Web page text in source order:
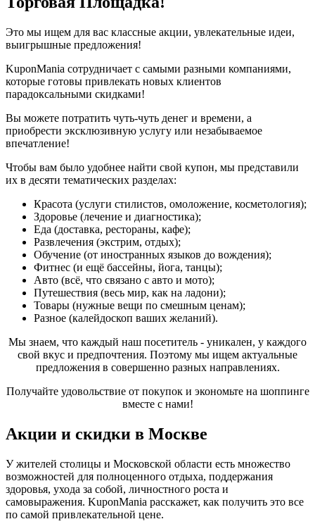
Это мы ищем для вас классные акции, увлекательные идеи,
выигрышные предложения!
KuponMania сотрудничает с самыми разными компаниями,
которые готовы привлекать новых клиентов
парадоксальными скидками!
Вы можете потратить чуть-чуть денег и времени, а
приобрести эксклюзивную услугу или незабываемое
впечатление!
Чтобы вам было удобнее найти свой купон, мы представили
их в десяти тематических разделах:
Красота (услуги стилистов, омоложение, косметология);
Здоровье (лечение и диагностика);
Еда (доставка, рестораны, кафе);
Развлечения (экстрим, отдых);
Обучение (от иностранных языков до вождения);
Фитнес (и ещё бассейны, йога, танцы);
Авто (всё, что связано с авто и мото);
Путешествия (весь мир, как на ладони);
Товары (нужные вещи по смешным ценам);
Разное (калейдоскоп ваших желаний).
Мы знаем, что каждый наш посетитель - уникален, у каждого
свой вкус и предпочтения. Поэтому мы ищем актуальные
предложения в совершенно разных направлениях.
Получайте удовольствие от покупок и экономьте на шоппинге
вместе с нами!
Акции и скидки в Москве
У жителей столицы и Московской области есть множество
возможностей для полноценного отдыха, поддержания
здоровья, ухода за собой, личностного роста и
самовыражения. KuponMania расскажет, как получить это все
по самой привлекательной цене.